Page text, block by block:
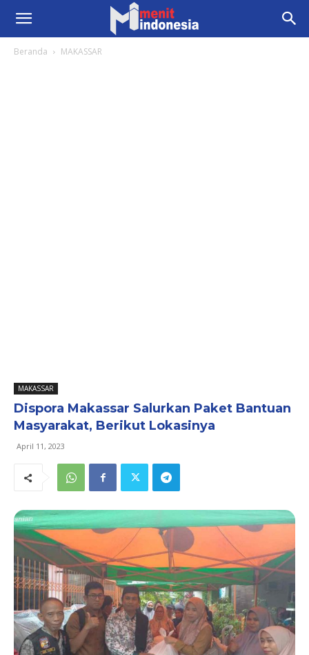
Beranda MAKASSAR
MAKASSAR
Dispora Makassar Salurkan Paket Bantuan
Masyarakat, Berikut Lokasinya
April 11, 2023